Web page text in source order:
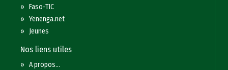
»Faso-TIC
»Yenenga.net
» Jeunes
Nos liens utiles
»A propos...